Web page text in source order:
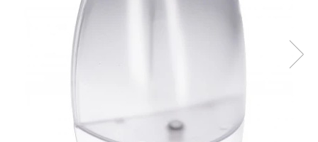
Accesorii Piese Hote
Accesorii Piese Frigidere
Congelatoare
Accesorii Piese Espressoare
Accesorii Piese Plite Aragazuri